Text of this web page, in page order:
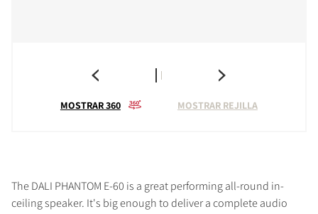
MOSTRAR 360 MOSTRAR REJILLA
The DALI PHANTOM E-60 is a great performing all-round in-
ceiling speaker. It's big enough to deliver a complete audio